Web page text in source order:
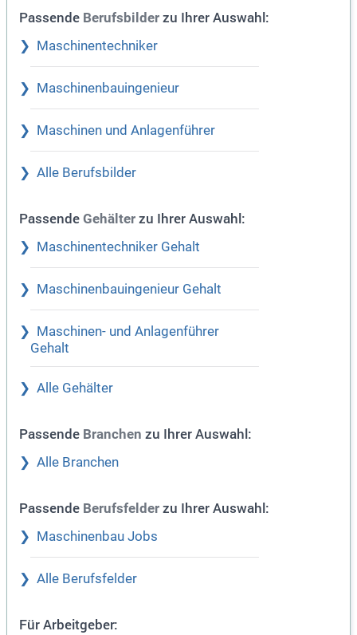
Passende Berufsbilder zu Ihrer Auswahl:
Maschinentechniker
Maschinenbauingenieur
Maschinen und Anlagenführer
Alle Berufsbilder
Passende Gehälter zu Ihrer Auswahl:
Maschinentechniker Gehalt
Maschinenbauingenieur Gehalt
Maschinen- und Anlagenführer
Gehalt
Alle Gehälter
Passende Branchen zu Ihrer Auswahl:
Alle Branchen
Passende Berufsfelder zu Ihrer Auswahl:
Maschinenbau Jobs
Alle Berufsfelder
Für Arbeitgeber: